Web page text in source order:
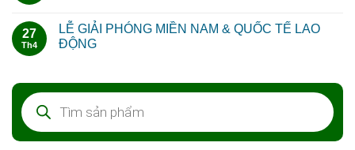
27
Th4
LỄ GIẢI PHÓNG MIỀN NAM & QUỐC TẾ LAO
ĐỘNG
Tìm
kiếm
sản
phẩm